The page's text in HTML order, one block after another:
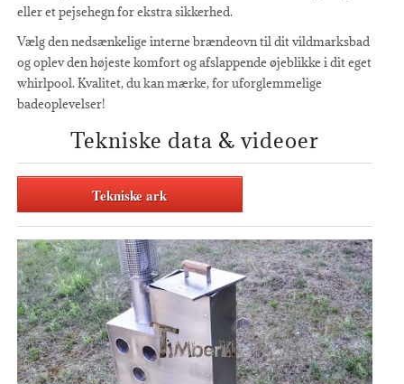
eller et pejsehegn for ekstra sikkerhed.
Vælg den nedsænkelige interne brændeovn til dit vildmarksbad
og oplev den højeste komfort og afslappende øjeblikke i dit eget
whirlpool. Kvalitet, du kan mærke, for uforglemmelige
badeoplevelser!
Tekniske data & videoer
Tekniske ark